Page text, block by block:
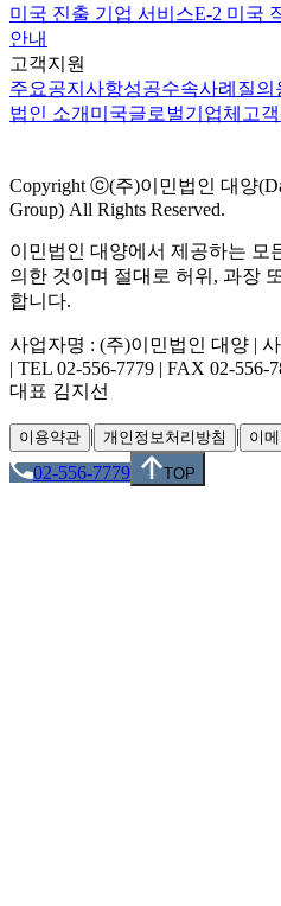
미국 진출 기업 서비스E-2 미국
안내
고객지원
주요공지사항성공수속사례 질의
법인 소개 미국글로벌기업체 고
Copyright ⓒ(주)이민법인 대양
Group) All Rights Reserved.
이민법인 대양에서 제공하는 모
의한 것이며 절대로 허위, 과장
합니다.
사업자명 : (주)이민법인 대양 |
| TEL 02-556-7779 | FAX 02-556-
대표 김지선
이용약관 | 개인정보처리방침 | 이
02-556-7779
TOP